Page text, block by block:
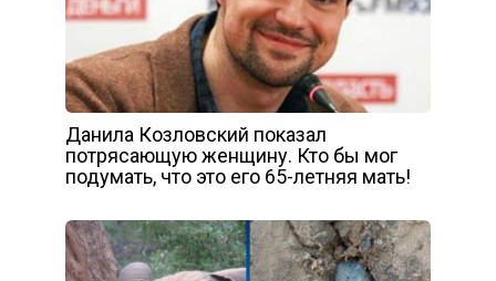
Данила Козловский показал
потрясающую женщину. Кто бы мог
подумать, что это его 65-летняя мать!